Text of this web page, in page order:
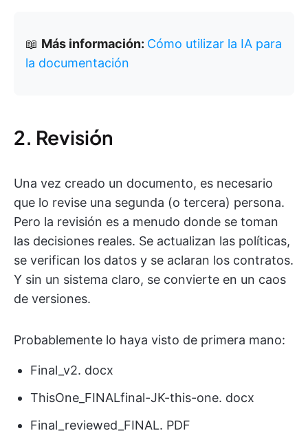
📖 Más información: Cómo utilizar la IA para
la documentación
2. Revisión
Una vez creado un documento, es necesario
que lo revise una segunda (o tercera) persona.
Pero la revisión es a menudo donde se toman
las decisiones reales. Se actualizan las políticas,
se verifican los datos y se aclaran los contratos.
Y sin un sistema claro, se convierte en un caos
de versiones.
Probablemente lo haya visto de primera mano:
Final_v2. docx
ThisOne_FINALfinal-JK-this-one. docx
Final_reviewed_FINAL. PDF